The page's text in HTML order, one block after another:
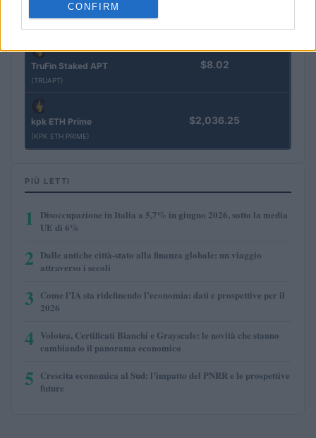
CONFIRM
FibSwap DEX
TruFin Staked APT
(TRUAPT)
$8.02
kpk ETH Prime
(KPK ETH PRIME)
$2,036.25
PIÙ LETTI
1
Disoccupazione in Italia a 5,7% in giugno 2026, sotto la media
UE di 6%
2 Dalle antiche città-stato alla finanza globale: un viaggio
attraverso i secoli
3 Come l’IA sta ridefinendo l’economia: dati e prospettive per il
2026
4 Volotea, Certificati Bianchi e Grayscale: le novità che stanno
cambiando il panorama economico
5 Crescita economica al Sud: l’impatto del PNRR e le prospettive
future